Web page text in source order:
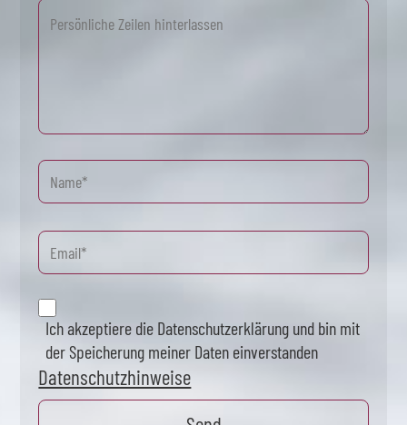
Ich akzeptiere die Datenschutzerklärung und bin mit
der Speicherung meiner Daten einverstanden
Datenschutzhinweise